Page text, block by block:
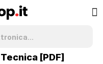
[PDF]